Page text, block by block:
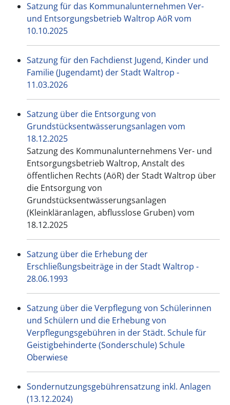
Satzung für das Kommunalunternehmen Ver-
und Entsorgungsbetrieb Waltrop AöR vom
10.10.2025
Satzung für den Fachdienst Jugend, Kinder und
Familie (Jugendamt) der Stadt Waltrop -
11.03.2026
Satzung über die Entsorgung von
Grundstücksentwässerungsanlagen vom
18.12.2025
Satzung des Kommunalunternehmens Ver- und
Entsorgungsbetrieb Waltrop, Anstalt des
öffentlichen Rechts (AöR) der Stadt Waltrop über
die Entsorgung von
Grundstücksentwässerungsanlagen
(Kleinkläranlagen, abflusslose Gruben) vom
18.12.2025
Satzung über die Erhebung der
Erschließungsbeiträge in der Stadt Waltrop -
28.06.1993
Satzung über die Verpflegung von Schülerinnen
und Schülern und die Erhebung von
Verpflegungsgebühren in der Städt. Schule für
Geistigbehinderte (Sonderschule) Schule
Oberwiese
Sondernutzungsgebührensatzung inkl. Anlagen
(13.12.2024)